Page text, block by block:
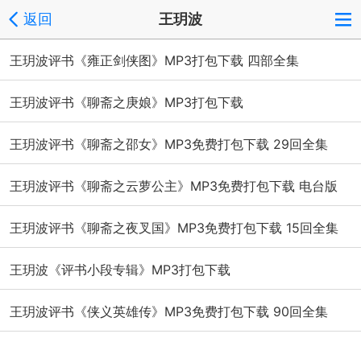
返回 王玥波
王玥波评书《雍正剑侠图》MP3打包下载 四部全集
王玥波评书《聊斋之庚娘》MP3打包下载
王玥波评书《聊斋之邵女》MP3免费打包下载 29回全集
王玥波评书《聊斋之云萝公主》MP3免费打包下载 电台版
王玥波评书《聊斋之夜叉国》MP3免费打包下载 15回全集
王玥波《评书小段专辑》MP3打包下载
王玥波评书《侠义英雄传》MP3免费打包下载 90回全集